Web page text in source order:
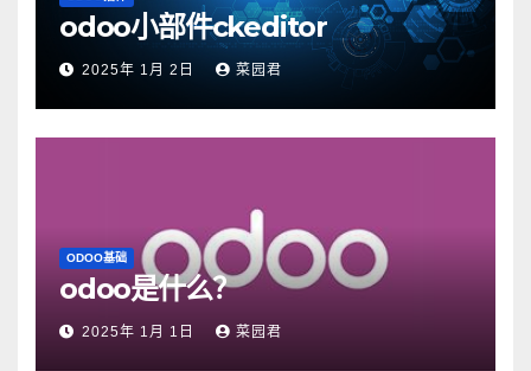
odoo小部件ckeditor
2025年 1月 2日 菜园君
ODOO基础
odoo是什么？
2025年 1月 1日 菜园君